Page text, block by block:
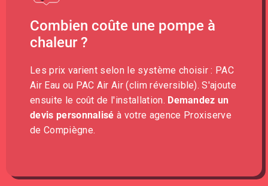
Combien coûte une pompe à
chaleur ?
Les prix varient selon le système choisir : PAC
Air Eau ou PAC Air Air (clim réversible). S'ajoute
ensuite le coût de l'installation. Demandez un
devis personnalisé à votre agence Proxiserve
de Compiègne.